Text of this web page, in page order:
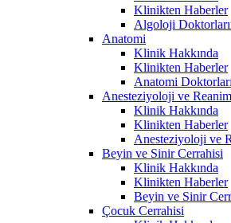
Klinikten Haberler
Algoloji
Anatomi
Klinik Hakkında
Klinikten Haberler
Anatomi
Anesteziyoloji ve
Klinik Hakkında
Klinikten Haberler
Anesteziyoloji ve
Beyin ve Sinir Cerrahisi
Klinik Hakkında
Klinikten Haberler
Beyin ve Sinir
Çocuk Cerrahisi